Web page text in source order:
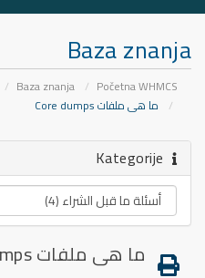
Baza znanja
Početna WHMCS
Baza znanja
ما هى ملفات Core dumps
ما هى ملفات Core dumps